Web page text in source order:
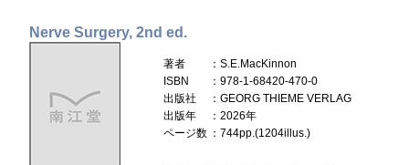
Nerve Surgery, 2nd ed.
著者
：S.E.MacKinnon
ISBN
：978-1-68420-470-0
出版社
：GEORG THIEME VERLAG
出版年
：2026年
ページ数 ：744pp.(1204illus.)